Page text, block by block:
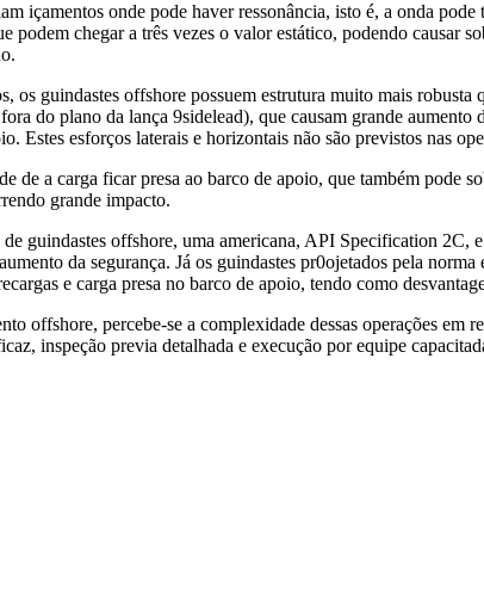
içamentos onde pode haver ressonância, isto é, a onda
chegar a três vezes o valor estático, podendo causar
os guindastes offshore possuem estrutura muito mais
do plano da lança 9sidelead), que causam grande
Estes esforços laterais e horizontais não são previstos nas
de a carga ficar presa ao barco de apoio, que também pode
grande impacto.
guindastes offshore, uma americana, API Specification
da segurança. Já os guindastes pr0ojetados pela
e carga presa no barco de apoio, tendo como
offshore, percebe-se a complexidade dessas operações
inspeção previa detalhada e execução por equipe